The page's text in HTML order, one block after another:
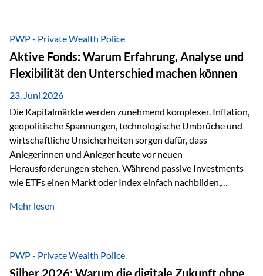
Nostalgie dar, sondern ist die modernste und strategisch
klügste Antwort auf globale Instabilität. Physische Werte
und der richtige Rechtsstandort sind heute keine bloße
Option mehr, sondern eine strategische Notwendigkeit. 1.
Der massive Aufwand hinter einem winzigen…
PWP - Private Wealth Police
Aktive Fonds: Warum Erfahrung, Analyse und
Flexibilität den Unterschied machen können
23. Juni 2026
Die Kapitalmärkte werden zunehmend komplexer. Inflation,
geopolitische Spannungen, technologische Umbrüche und
wirtschaftliche Unsicherheiten sorgen dafür, dass
Anlegerinnen und Anleger heute vor neuen
Herausforderungen stehen. Während passive Investments
wie ETFs einen Markt oder Index einfach nachbilden,
setzen auf die Expertise erfahrener Fondsmanager, die
Veränderungen geprägt ist, kann diese aktive
Herangehensweise einen entscheidenden Mehrwert bieten.
Mehr lesen
PWP - Private Wealth Police
Silber 2026: Warum die digitale Zukunft ohne